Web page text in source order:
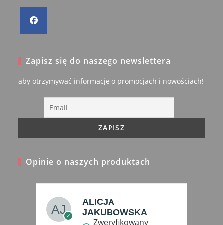
a
new
Zapisz się do naszego newslettera
aby otrzymywać informacje o promocjach i nowościach!
Opinie o naszych produktach
ALICJA
JAKUBOWSKA
Zweryfikowany